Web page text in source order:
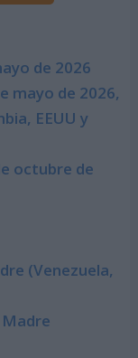
de 2026
mayo de 2026,
EEUU y
octubre de
(Venezuela,